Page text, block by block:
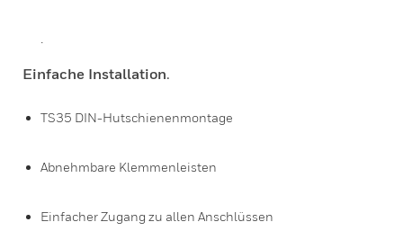
.
Einfache Installation.
TS35 DIN-Hutschienenmontage
Abnehmbare Klemmenleisten
Einfacher Zugang zu allen Anschlüssen